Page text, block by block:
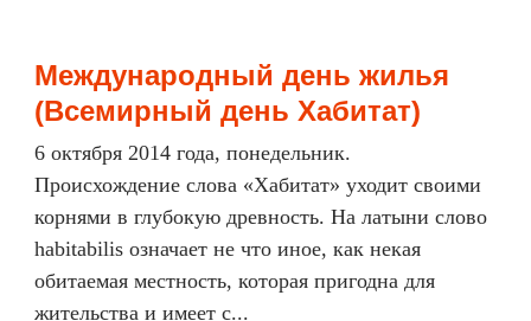
Международный день жилья
(Всемирный день Хабитат)
6 октября 2014 года, понедельник.
Происхождение слова «Хабитат» уходит своими
корнями в глубокую древность. На латыни слово
habitabilis означает не что иное, как некая
обитаемая местность, которая пригодна для
жительства и имеет с...